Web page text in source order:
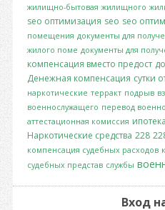
жилищно-бытовая жилищного
seo оптимизация seo seo
помещения документы для
жилого поме документы для
компенсация вместо предост
Денежная компенсация сутки
наркотические терракт подрыв
военнослужащего перевод
аттестационная комиссия ипотека
Наркотические средства 228
компенсация судебных расходов
судебных представ службы
Вход